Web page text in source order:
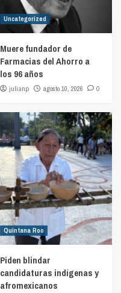
Uncategorized
Muere fundador de
Farmacias del Ahorro a
los 96 años
julianp agosto 10, 2026 0
Quintana Roo
Piden blindar
candidaturas indígenas y
afromexicanos